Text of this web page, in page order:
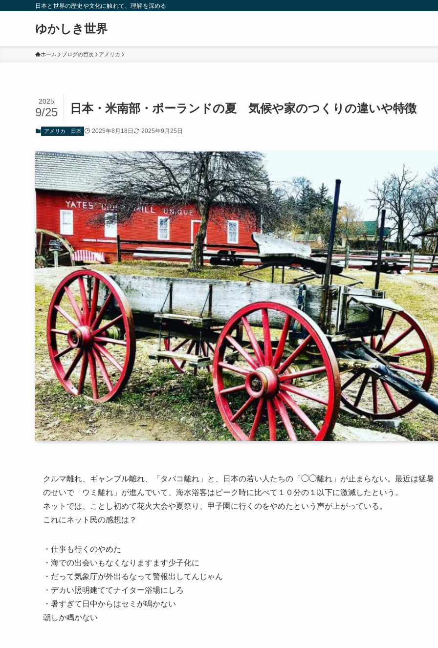
日本と世界の歴史や文化に触れて、理解を深める
ゆかしき世界
ホーム ブログの目次 アメリカ
日本・米南部・ポーランドの夏 気候や家のつくりの違いや特徴
2025
9/25
アメリカ 日本 2025年8月18日 2025年9月25日
クルマ離れ、ギャンブル離れ、「タバコ離れ」と、日本の若い人たちの「◯◯離れ」が止まらない。最近は猛暑
のせいで「ウミ離れ」が進んでいて、海水浴客はピーク時に比べて１０分の１以下に激減したという。
ネットでは、ことし初めて花火大会や夏祭り、甲子園に行くのをやめたという声が上がっている。
これにネット民の感想は？
・仕事も行くのやめた
・海での出会いもなくなりますます少子化に
・だって気象庁が外出るなって警報出してんじゃん
・デカい照明建ててナイター浴場にしろ
・暑すぎて日中からはセミが鳴かない
朝しか鳴かない